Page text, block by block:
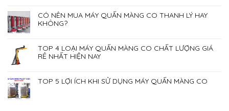
CÓ NÊN MUA MÁY QUẤN MÀNG CO THANH LÝ HAY
KHÔNG?
TOP 4 LOẠI MÁY QUẤN MÀNG CO CHẤT LƯỢNG GIÁ
RẺ NHẤT HIỆN NAY
TOP 5 LỢI ÍCH KHI SỬ DỤNG MÁY QUẤN MÀNG CO